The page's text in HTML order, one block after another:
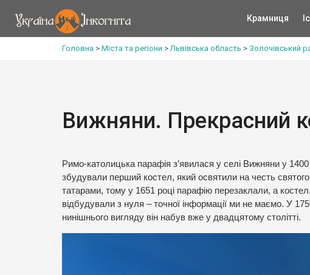
Крамниця
Головна > Міста та регіони >Львівська область > Золочівський
Вижняни. Прекрасний
Римо-католицька парафія з’явилася у селі Вижняни у
збудували перший костел, який освятили на честь
татарами, тому у 1651 році парафію перезаклали, а
відбудували з нуля – точної інформації ми не маємо. У
нинішнього вигляду він набув вже у двадцятому столітті.